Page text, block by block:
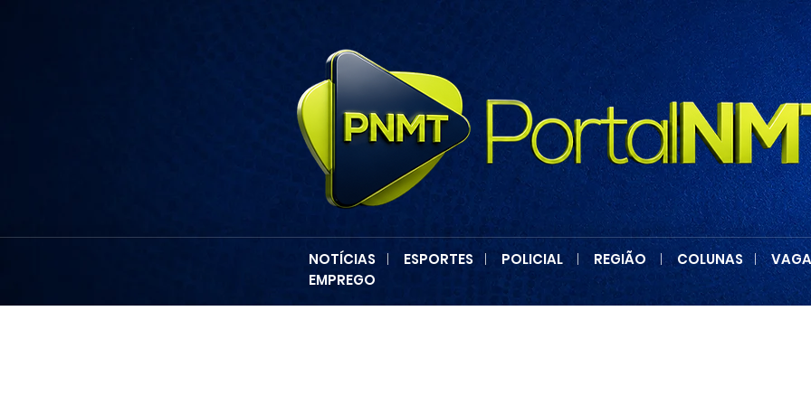
NOTÍCIAS | ESPORTES | POLICIAL | REGIÃO | COLUNAS|
EMPREGO